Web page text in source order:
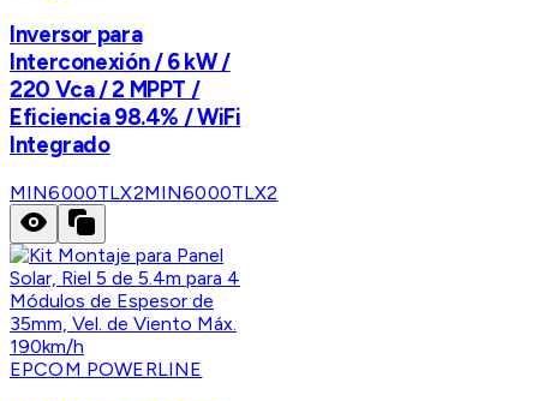
Inversor para
Interconexión / 6 kW /
220 Vca / 2 MPPT /
Eficiencia 98.4% / WiFi
Integrado
MIN6000TLX2MIN6000TLX2
EPCOM POWERLINE